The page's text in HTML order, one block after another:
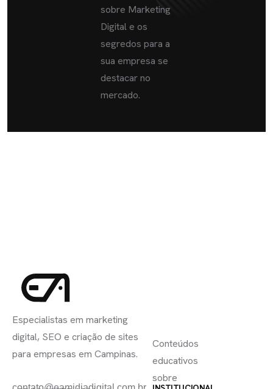
sobre Marketing
Digital e os
segredos para a
sua empresa se
destacar no
mercado.
Especialistas em marketing
digital, SEO e criação de sites
para empresas em Campinas.
Conteúdos
educativos
sobre